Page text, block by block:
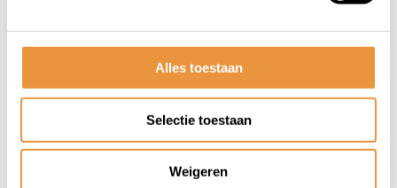
Alles toestaan
Selectie toestaan
Weigeren
Algemene voorwaarden Disclaimer
Privacy
Policy
Sitemap